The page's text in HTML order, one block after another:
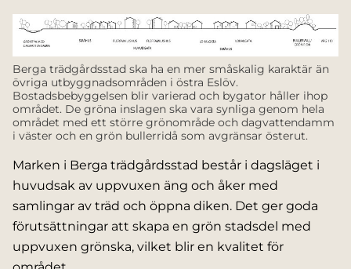
Berga trädgårdsstad ska ha en mer småskalig karaktär än
övriga utbyggnadsområden i östra Eslöv.
Bostadsbebyggelsen blir varierad och bygator håller ihop
området. De gröna inslagen ska vara synliga genom hela
området med ett större grönområde och dagvattendamm
i väster och en grön bullerridå som avgränsar österut.
Marken i Berga trädgårdsstad består i dagsläget i
huvudsak av uppvuxen äng och åker med
samlingar av träd och öppna diken. Det ger goda
förutsättningar att skapa en grön stadsdel med
uppvuxen grönska, vilket blir en kvalitet för